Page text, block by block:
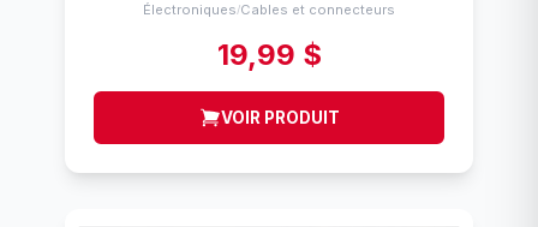
Électroniques/Cables et connecteurs
19,99 $
VOIR PRODUIT